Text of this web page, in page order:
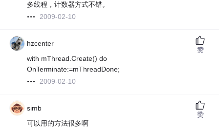
多线程，计数器方式不错。
2009-02-10
hzcenter
with mThread.Create() do
OnTerminate:=mThreadDone;
2009-02-10
赞
simb
可以用的方法很多啊
赞